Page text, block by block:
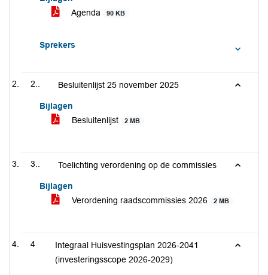
Agenda
90 KB
Sprekers
2.. Besluitenlijst 25 november 2025
Bijlagen
Besluitenlijst
2 MB
3.. Toelichting verordening op de commissies
Bijlagen
Verordening raadscommissies 2026
2 MB
4
Integraal Huisvestingsplan 2026-2041
(investeringsscope 2026-2029)